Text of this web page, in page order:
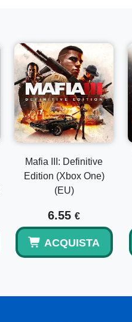
Mafia III: Definitive
Edition (Xbox One)
(EU)
6.55 €
ACQUISTA